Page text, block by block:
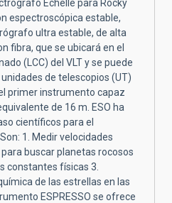
Echelle para Rocky
espectroscópica estable,
ultra estable, de alta
fibra, que se ubicará en el
(LCC) del VLT y se puede
de telescopios (UT)
primer instrumento capaz
de 16 m. ESO ha
científicos para el
1. Medir velocidades
buscar planetas rocosos
constantes físicas 3.
de las estrellas en las
ESPRESSO se ofrece